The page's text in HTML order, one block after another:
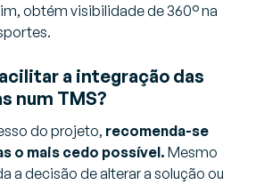
obtém visibilidade de 360° na
a integração das
num TMS?
do projeto, recomenda-se
o mais cedo possível. Mesmo
a decisão de alterar a solução ou